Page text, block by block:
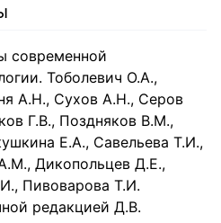
современной
Тоболевич О.А.,
А.Н., Сухов А.Н., Серов
Г.В., Поздняков В.М.,
Е.А., Савельева Т.И.,
Дикопольцев Д.Е.,
Пивоварова Т.И.
редакцией Д.В.